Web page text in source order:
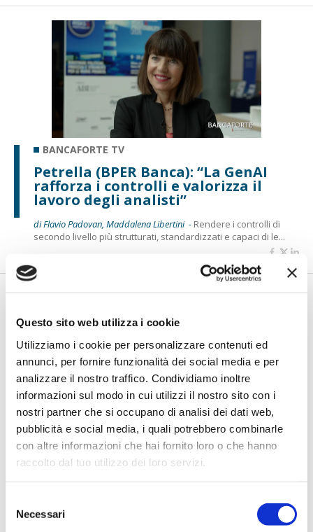
Questo sito web utilizza i cookie
Utilizziamo i cookie per personalizzare contenuti ed
annunci, per fornire funzionalità dei social media e per
analizzare il nostro traffico. Condividiamo inoltre
informazioni sul modo in cui utilizzi il nostro sito con i
nostri partner che si occupano di analisi dei dati web,
pubblicità e social media, i quali potrebbero combinarle
con altre informazioni che hai fornito loro o che hanno
raccolto dal tuo utilizzo dei loro servizi.
delNecessari
BANCAFORTE TV
Petrella (BPER Banca): “La GenAI
rafforza i controlli e valorizza il
lavoro degli analisti”
di Flavio Padovan, Maddalena Libertini - Rendere i controlli di
secondo livello più strutturati, standardizzati e capaci di le...
BANCAFORTE TV
Fracassi (Multiply Group): "L’AI va
progettata dentro i processi,
insieme ai controlli”
realizzati con l'AI funzionano. Spesso sorprendono per la
qualità ...